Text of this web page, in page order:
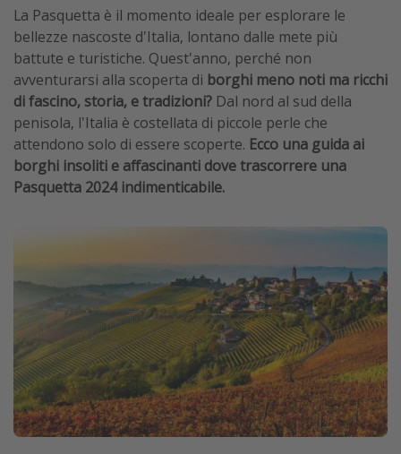
Travel magazine
Calendario di viaggio
Festività del 2026
Città più visitate
La Pasquetta è il momento ideale per esplorare le
bellezze nascoste d'Italia, lontano dalle mete più
battute e turistiche. Quest'anno, perché non
avventurarsi alla scoperta di borghi meno noti ma ricchi
di fascino, storia, e tradizioni? Dal nord al sud della
penisola, l'Italia è costellata di piccole perle che
attendono solo di essere scoperte. Ecco una guida ai
borghi insoliti e affascinanti dove trascorrere una
Pasquetta 2024 indimenticabile.